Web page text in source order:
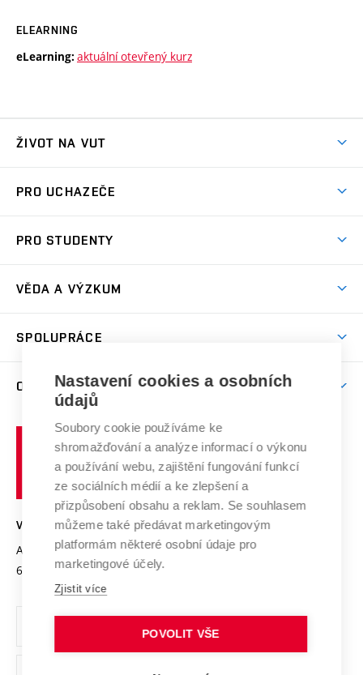
ELEARNING
eLearning: aktuální otevřený kurz
ŽIVOT NA VUT
Koleje
Sport na VUT
Brno
PRO UCHAZEČE
Dny otevřených dveří
Celoživotní vzdělávání
E-přihláška
PRO STUDENTY
Harmonogram akademického roku
Závěrečné práce
Doktorské studium
Zpracování osobních údajů studentů
Sociální bezpečí
Studium bez bariér
Podpora podnikání
VĚDA A VÝZKUM
Mezinárodní vědecká rada
Systém zajišťování kvality výzkumu
Výzkumné infrastruktury
Transfer znalostí
Open Science
Projekty
Projekty ze strukturálních fondů
Specifický výzkum
SPOLUPRÁCE
Zahraniční spolupráce
Spolupráce se školami
Služby univerzity
Mezinárodní dohody
Univerzitní sítě
O UNIVERZITĚ
Profil univerzity
Udržitelná univerzita
Podnikavá univerzita / ContriBUTe
Bezpečná univerzita
Vyznamenání
Organizační struktura
Ochrana osobních údajů
učení
technické
VYSOKÉ UČENÍ TECHNICKÉ V BRNĚ
Antonínská 548/1
602 00 Brno
www.vut.cz
vut@vutbr.cz
Nastavení cookies a osobních
údajů
Soubory cookie používáme ke
shromažďování a analýze informací o výkonu
a používání webu, zajištění fungování funkcí
ze sociálních médií a ke zlepšení a
přizpůsobení obsahu a reklam. Se souhlasem
můžeme také předávat marketingovým
platformám některé osobní údaje pro
marketingové účely.
Zjistit více
POVOLIT VŠE